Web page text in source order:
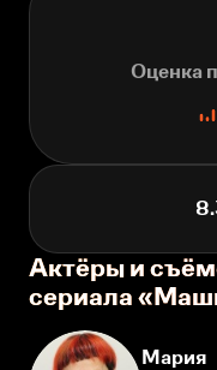
Оценка
Актёры и
сериала
Мария